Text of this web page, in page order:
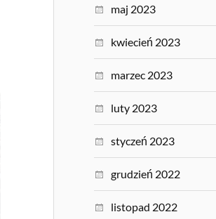
maj 2023
kwiecień 2023
marzec 2023
luty 2023
styczeń 2023
grudzień 2022
listopad 2022